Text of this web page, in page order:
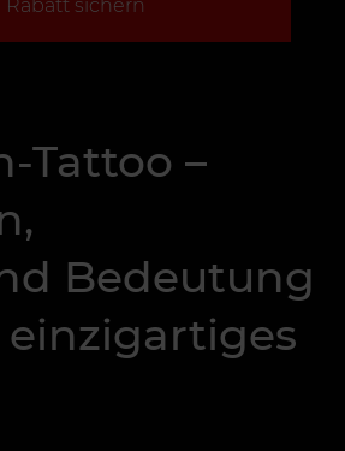
Rabatt sichern
Tattoo –
Bedeutung